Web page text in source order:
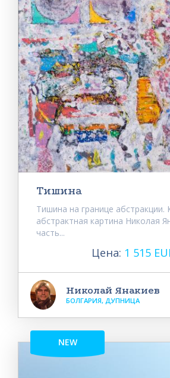
Тишина
Тишина на границе абстракции.
абстрактная картина Николая
часть...
Цена: 1 515
Николай Янакиев
БОЛГАРИЯ, ДУПНИЦА
NEW